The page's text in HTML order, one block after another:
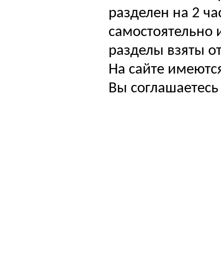
разделен на 2
самостоятельно
разделы взяты
На сайте
Вы